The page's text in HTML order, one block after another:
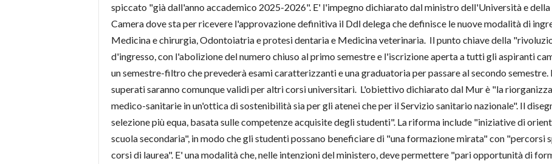
spiccato "già dall'anno accademico 2025-2026". E' l'impegno dichiarato dal ministro dell'Università e della
Camera dove sta per ricevere l'approvazione definitiva il Ddl delega che definisce le nuove modalità di
Medicina e chirurgia, Odontoiatria e protesi dentaria e Medicina veterinaria. Il punto chiave della
d'ingresso, con l'abolizione del numero chiuso al primo semestre e l'iscrizione aperta a tutti gli aspiranti
un semestre-filtro che prevederà esami caratterizzanti e una graduatoria per passare al secondo semestre.
superati saranno comunque validi per altri corsi universitari. L'obiettivo dichiarato dal Mur è "la
medico-sanitarie in un'ottica di sostenibilità sia per gli atenei che per il Servizio sanitario nazionale". Il
selezione più equa, basata sulle competenze acquisite degli studenti". La riforma include "iniziative di
scuola secondaria", in modo che gli studenti possano beneficiare di "una formazione mirata" con
corsi di laurea". E' una modalità che, nelle intenzioni del ministero, deve permettere "pari opportunità di